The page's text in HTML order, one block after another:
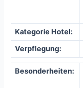
Kategorie Hotel:
Verpflegung:
Besonderheiten: